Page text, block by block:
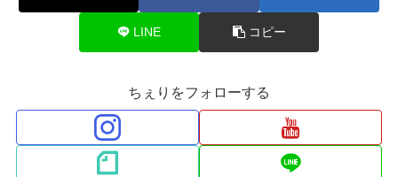
LINE コピー
ちぇりをフォローする